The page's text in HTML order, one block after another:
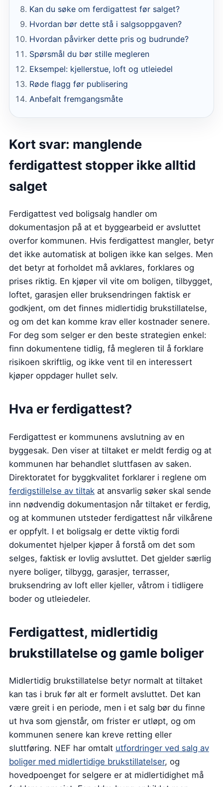
Kan du søke om ferdigattest før salget?
Hvordan bør dette stå i salgsoppgaven?
Hvordan påvirker dette pris og budrunde?
Spørsmål du bør stille megleren
Eksempel: kjellerstue, loft og utleiedel
Røde flagg før publisering
Anbefalt fremgangsmåte
Kort svar: manglende
ferdigattest stopper ikke alltid
salget
Ferdigattest ved boligsalg handler om
dokumentasjon på at et byggearbeid er avsluttet
overfor kommunen. Hvis ferdigattest mangler, betyr
det ikke automatisk at boligen ikke kan selges. Men
det betyr at forholdet må avklares, forklares og
prises riktig. En kjøper vil vite om boligen, tilbygget,
loftet, garasjen eller bruksendringen faktisk er
godkjent, om det finnes midlertidig brukstillatelse,
og om det kan komme krav eller kostnader senere.
For deg som selger er den beste strategien enkel:
finn dokumentene tidlig, få megleren til å forklare
risikoen skriftlig, og ikke vent til en interessert
kjøper oppdager hullet selv.
Hva er ferdigattest?
Ferdigattest er kommunens avslutning av en
byggesak. Den viser at tiltaket er meldt ferdig og at
kommunen har behandlet sluttfasen av saken.
Direktoratet for byggkvalitet forklarer i reglene om
ferdigstillelse av tiltak at ansvarlig søker skal sende
inn nødvendig dokumentasjon når tiltaket er ferdig,
og at kommunen utsteder ferdigattest når vilkårene
er oppfylt. I et boligsalg er dette viktig fordi
dokumentet hjelper kjøper å forstå om det som
selges, faktisk er lovlig avsluttet. Det gjelder særlig
nyere boliger, tilbygg, garasjer, terrasser,
bruksendring av loft eller kjeller, våtrom i tidligere
boder og utleiedeler.
Ferdigattest, midlertidig
brukstillatelse og gamle boliger
Midlertidig brukstillatelse betyr normalt at tiltaket
kan tas i bruk før alt er formelt avsluttet. Det kan
være greit i en periode, men i et salg bør du finne
ut hva som gjenstår, om frister er utløpt, og om
kommunen senere kan kreve retting eller
sluttføring. NEF har omtalt utfordringer ved salg av
boliger med midlertidige brukstillatelser, og
hovedpoenget for selgere er at midlertidighet må